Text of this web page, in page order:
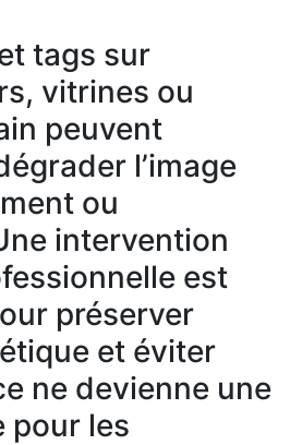
tags sur
vitrines ou
peuvent
l’image
ou
intervention
est
préserver
et éviter
ne devienne une
pour les